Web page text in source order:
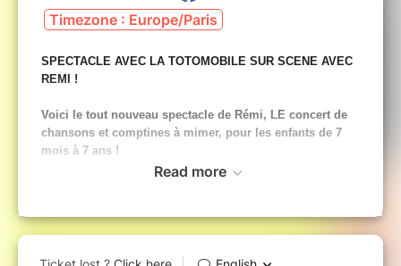
Timezone : Europe/Paris
SPECTACLE AVEC LA TOTOMOBILE SUR SCENE AVEC
REMI !
Voici le tout nouveau spectacle de Rémi, LE concert de
chansons et comptines à mimer, pour les enfants de 7
mois à 7 ans !
traditionnelles gestuelles et de nouvelles chansons,
accompagnés par la célèbre totomobile du Pays des
Comptines, qui parle, s'illumine et chante avec Rémi et
Read more